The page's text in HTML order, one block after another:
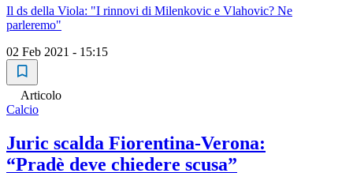
Il ds della Viola: "I rinnovi di Milenkovic e Vlahovic? Ne
parleremo"
02 Feb 2021 - 15:15
Articolo
Calcio
Juric scalda Fiorentina-Verona:
“Pradè deve chiedere scusa”